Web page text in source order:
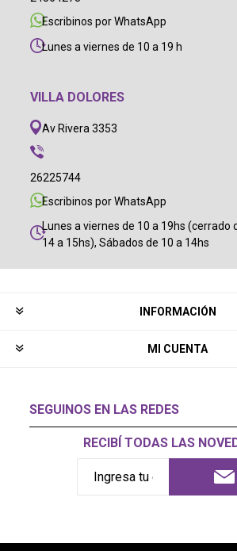
Escribinos por WhatsApp
Lunes a viernes de 10 a 19 h
VILLA DOLORES
Av Rivera 3353
26225744
Escribinos por WhatsApp
Lunes a viernes de 10 a 19hs (cerrado
14 a 15hs), Sábados de 10 a 14hs
INFORMACIÓN
MI CUENTA
SEGUINOS EN LAS REDES
RECIBÍ TODAS LAS